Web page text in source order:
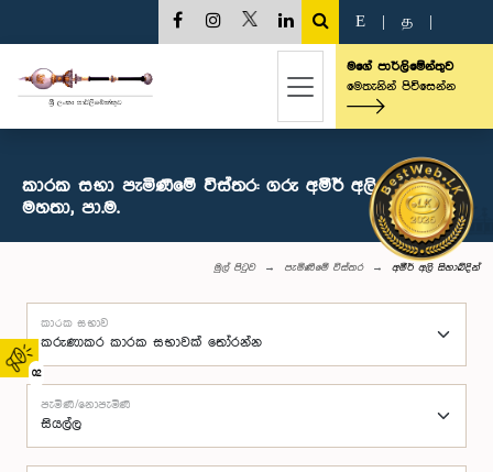
02
E த
මගේ පාර්ලිමේන්තුව
මෙතැනින් පිවිසෙන්න
කාරක සභා පැමිණීමේ විස්තර: ගරු අමීර් අලි සිහාබ්දින්
මහතා, පා.ම.
මුල් පිටුව පැමිණීමේ විස්තර අමීර් අලි සිහාබ්දින්
කාරක සභාව
පැමිණි/නොපැමිණි